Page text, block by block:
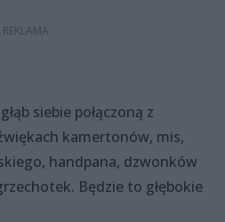
siebie połączoną z
kamertonów, mis,
handpana, dzwonków
Będzie to głębokie